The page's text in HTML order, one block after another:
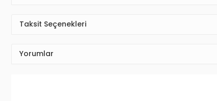
Taksit Seçenekleri
Yorumlar